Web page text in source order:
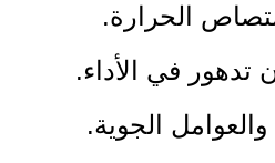
الحرارة.
في الأداء.
الجوية.